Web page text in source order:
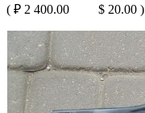
( ₽ 2 400.00 $ 20.00 )